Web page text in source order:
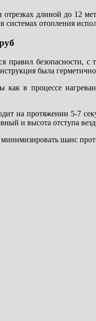
длиной до 12
системах отопления
правил безопасности,
была
в процессе
на протяжении 5-7
и высота отступа
шанс